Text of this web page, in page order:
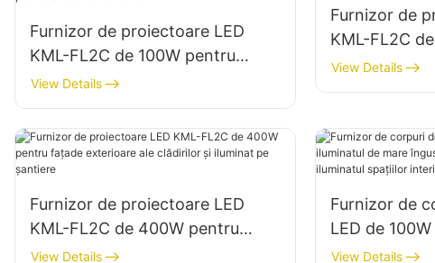
Furnizor de proiectoare LED
KML-FL2C de 100W pentru
panouri publicitare exterioare și
iluminat publicitar de mari
dimensiuni
View Details
Furnizor de
KML-FL2C
iluminatul
al zonelor
View Details
Furnizor de proiectoare LED
KML-FL2C de 400W pentru
fațade exterioare ale clădirilor și
View Details
Furnizor de
LED de
de mare
View Details